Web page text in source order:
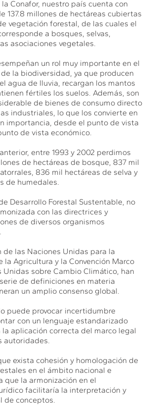
Conafor, nuestro país cuenta con
137.8 millones de hectáreas cubiertas
vegetación forestal, de las cuales el
a bosques, selvas,
asociaciones vegetales.
un rol muy importante en el
la biodiversidad, ya que producen
agua de lluvia, recargan los mantos
fértiles los suelos. Además, son
de bienes de consumo directo
industriales, lo que los convierte en
importancia, desde el punto de vista
de vista económico.
entre 1993 y 2002 perdimos
de hectáreas de bosque, 837 mil
836 mil hectáreas de selva y
de humedales.
Desarrollo Forestal Sustentable, no
con las directrices y
de diversos organismos
de las Naciones Unidas para la
la Agricultura y la Convención Marco
Unidas sobre Cambio Climático, han
de definiciones en materia
un amplio consenso global.
puede provocar incertidumbre
con un lenguaje estandarizado
la aplicación correcta del marco legal
autoridades.
exista cohesión y homologación de
en el ámbito nacional e
que la armonización en el
facilitaría la interpretación y
de conceptos.